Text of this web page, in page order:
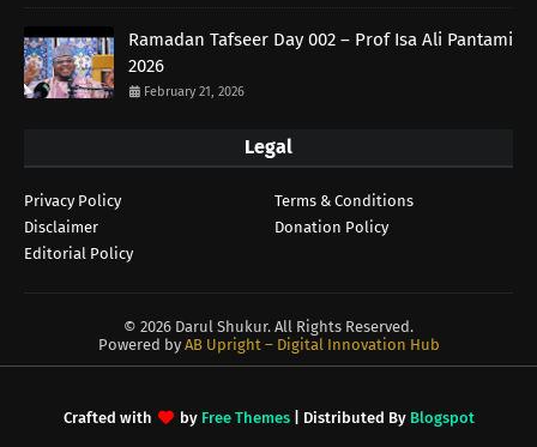
Ramadan Tafseer Day 002 – Prof Isa Ali Pantami
2026
February 21, 2026
Legal
Privacy Policy
Terms & Conditions
Disclaimer
Donation Policy
Editorial Policy
© 2026 Darul Shukur. All Rights Reserved.
Powered by AB Upright – Digital Innovation Hub
Crafted with by Free Themes| Distributed By Blogspot